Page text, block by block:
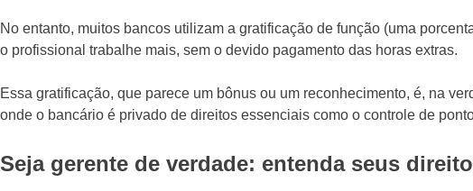
No entanto, muitos bancos utilizam a gratificação de função (uma
o profissional trabalhe mais, sem o devido pagamento das horas extras.
Essa gratificação, que parece um bônus ou um reconhecimento, é, na
onde o bancário é privado de direitos essenciais como o controle de
Seja gerente de verdade: entenda seus